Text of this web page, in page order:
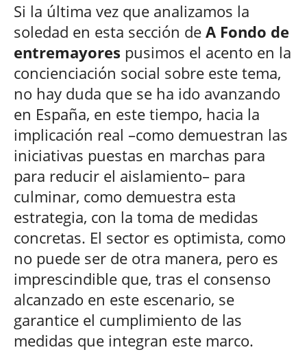
Si la última vez que analizamos la
soledad en esta sección de A Fondo de
entremayores pusimos el acento en la
concienciación social sobre este tema,
no hay duda que se ha ido avanzando
en España, en este tiempo, hacia la
implicación real –como demuestran las
iniciativas puestas en marchas para
para reducir el aislamiento– para
culminar, como demuestra esta
estrategia, con la toma de medidas
concretas. El sector es optimista, como
no puede ser de otra manera, pero es
imprescindible que, tras el consenso
alcanzado en este escenario, se
garantice el cumplimiento de las
medidas que integran este marco.